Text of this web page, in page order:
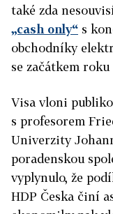
také zda
„cash only“ s
obchodníky
se začátkem roku
Visa vloni
s profesorem
Univerzity
poradenskou
vyplynulo, že
HDP Česka činí